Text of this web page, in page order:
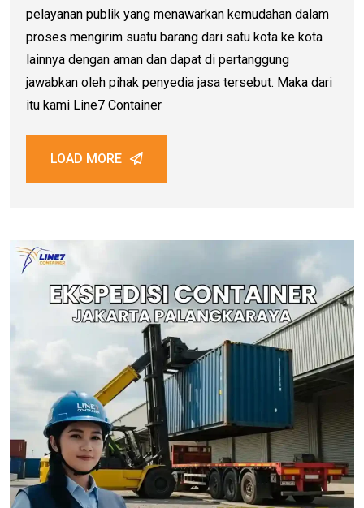
pelayanan publik yang menawarkan kemudahan dalam
proses mengirim suatu barang dari satu kota ke kota
lainnya dengan aman dan dapat di pertanggung
jawabkan oleh pihak penyedia jasa tersebut. Maka dari
itu kami Line7 Container
LOAD MORE